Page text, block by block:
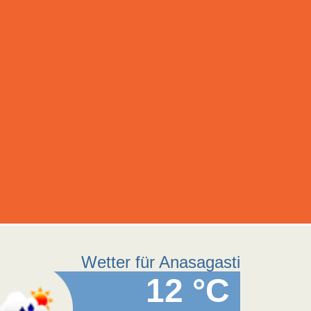
Wetter für Anasagasti
12 °C